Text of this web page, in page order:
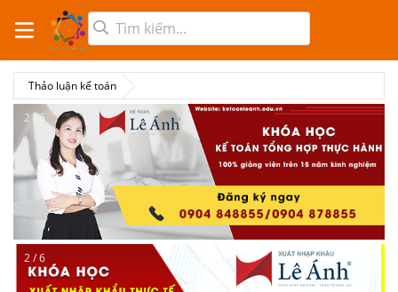
Thảo luận kế toán
2 / 6
2 / 6